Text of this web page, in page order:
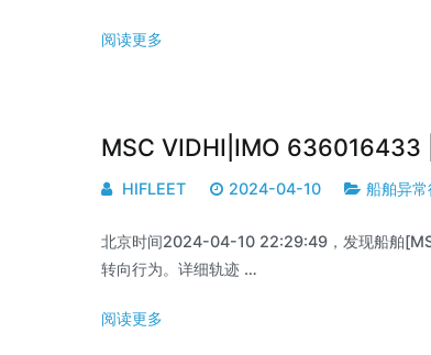
阅读更多
MSC VIDHI|IMO 636016433
HIFLEET 2024-04-10 船舶异常
北京时间2024-04-10 22:29:49，发现船舶
转向行为。详细轨迹 …
阅读更多